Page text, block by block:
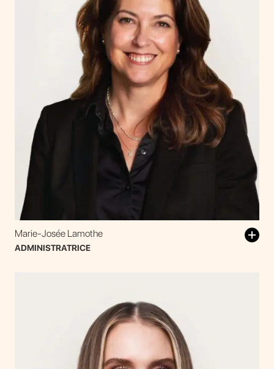
Marie-Josée Lamothe
ADMINISTRATRICE